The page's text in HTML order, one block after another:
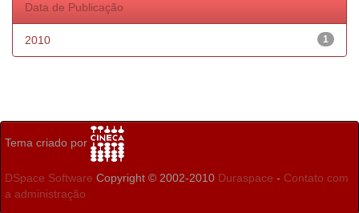
Data de Publicação
1
2010
Tema criado por
DSpace Software Copyright © 2002-2010 Duraspace - Contato com
a administração